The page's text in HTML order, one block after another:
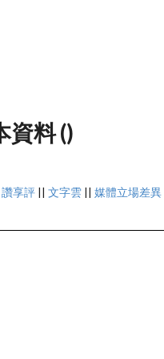
資料 ()
讚享評 || 文字雲 || 媒體立場差異